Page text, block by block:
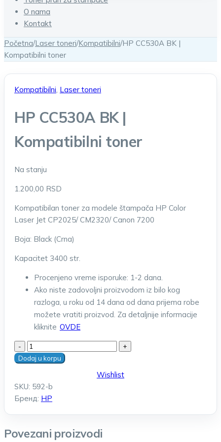
O nama
Kontakt
Početna/Laser toneri/Kompatibilni/HP CC530A BK |
Kompatibilni toner
Kompatibilni, Laser toneri
HP CC530A BK |
Kompatibilni toner
Na stanju
1.200,00 RSD
Kompatibilan toner za modele štampača HP Color
Laser Jet CP2025/ CM2320/ Canon 7200
Boja: Black (Crna)
Kapacitet 3400 str.
Procenjeno vreme isporuke: 1-2 dana.
Ako niste zadovoljni proizvodom iz bilo kog
razloga, u roku od 14 dana od dana prijema robe
možete vratiti proizvod. Za detaljnije informacije
kliknite OVDE
HP
CC530A
toner
količina
Dodaj u korpu
Wishlist
SKU: 592-b
Бренд: HP
Povezani proizvodi